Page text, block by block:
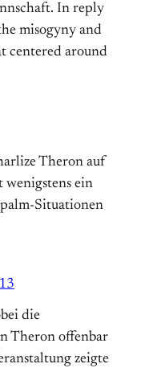
In reply
misogyny and
centered around
Theron auf
wenigstens ein
Situationen
die
Theron offenbar
zeigte